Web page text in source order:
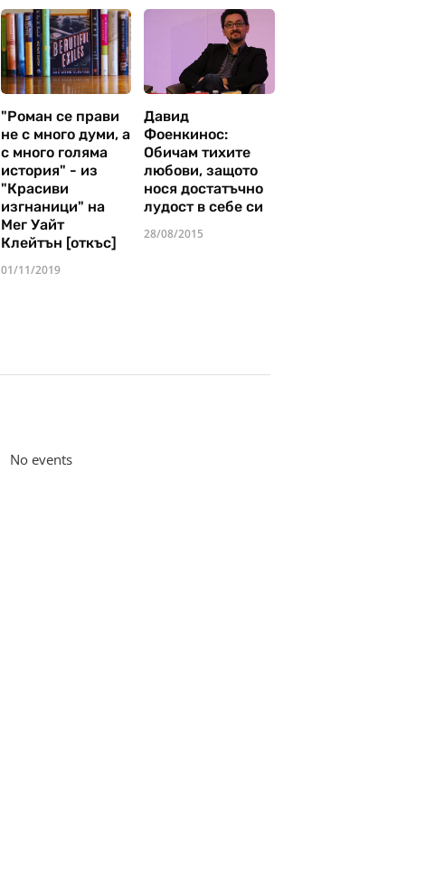
"Роман се прави
не с много думи, а
с много голяма
история" - из
"Красиви
изгнаници" на
Мег Уайт
Клейтън [откъс]
01/11/2019
Давид
Фоенкинос:
Обичам тихите
любови, защото
нося достатъчно
лудост в себе си
28/08/2015
No events